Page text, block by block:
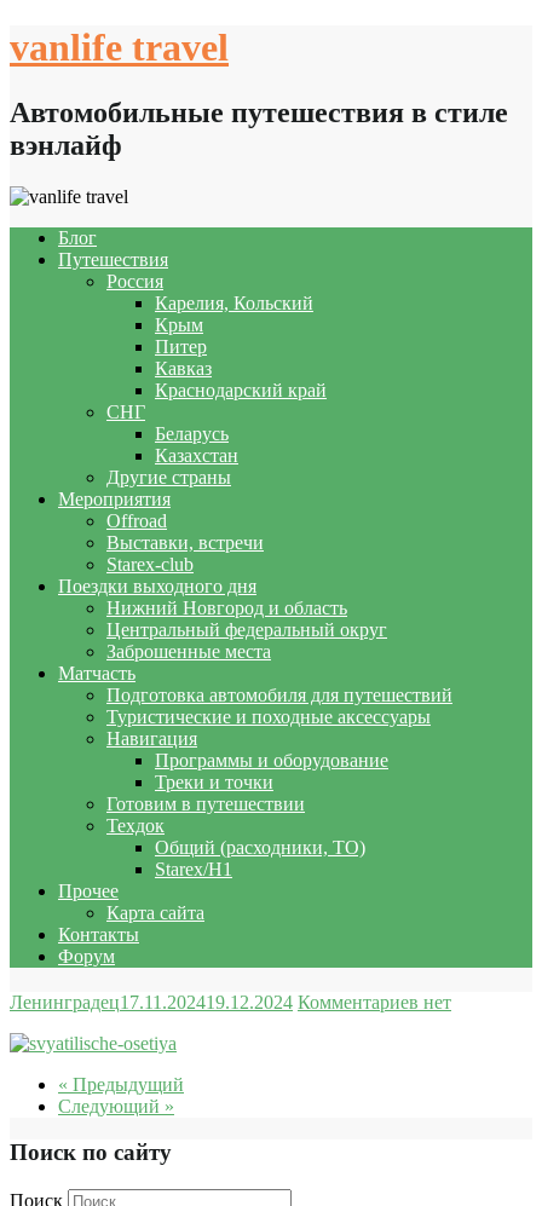
to
vanlife travel
Автомобильные путешествия в стиле
вэнлайф
Блог
Путешествия
Россия
Карелия, Кольский
Крым
Питер
Кавказ
Краснодарский край
СНГ
Беларусь
Казахстан
Другие страны
Мероприятия
Offroad
Выставки, встречи
Starex-club
Поездки выходного дня
Нижний Новгород и область
Центральный федеральный округ
Заброшенные места
Матчасть
Подготовка автомобиля для путешествий
Туристические и походные аксессуары
Навигация
Программы и оборудование
Треки и точки
Готовим в путешествии
Техдок
Общий (расходники, ТО)
Starex/H1
Прочее
Карта сайта
Контакты
Форум
Ленинградец17.11.202419.12.2024 Комментариев нет
« Предыдущий
Следующий »
Поиск по сайту
Поиск